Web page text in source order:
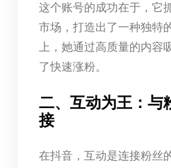
这个账号的成功在于，它
市场，打造出了一种独特
上，她通过高质量的内容
了快速涨粉。
二、互动为王：与
接
在抖音，互动是连接粉丝